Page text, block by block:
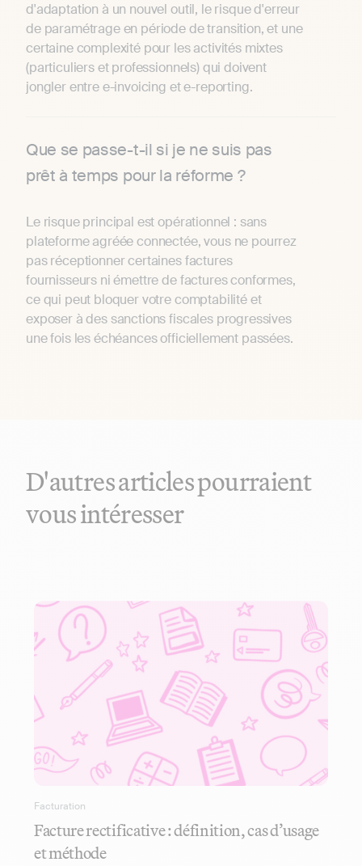
d'adaptation à un nouvel outil, le risque d'erreur
de paramétrage en période de transition, et une
certaine complexité pour les activités mixtes
(particuliers et professionnels) qui doivent
jongler entre e-invoicing et e-reporting.
Que se passe-t-il si je ne suis pas
prêt à temps pour la réforme ?
Le risque principal est opérationnel : sans
plateforme agréée connectée, vous ne pourrez
pas réceptionner certaines factures
fournisseurs ni émettre de factures conformes,
ce qui peut bloquer votre comptabilité et
exposer à des sanctions fiscales progressives
une fois les échéances officiellement passées.
D'autres articles pourraient
vous intéresser
Facturation
Facture rectificative : définition, cas d’usage
et méthode